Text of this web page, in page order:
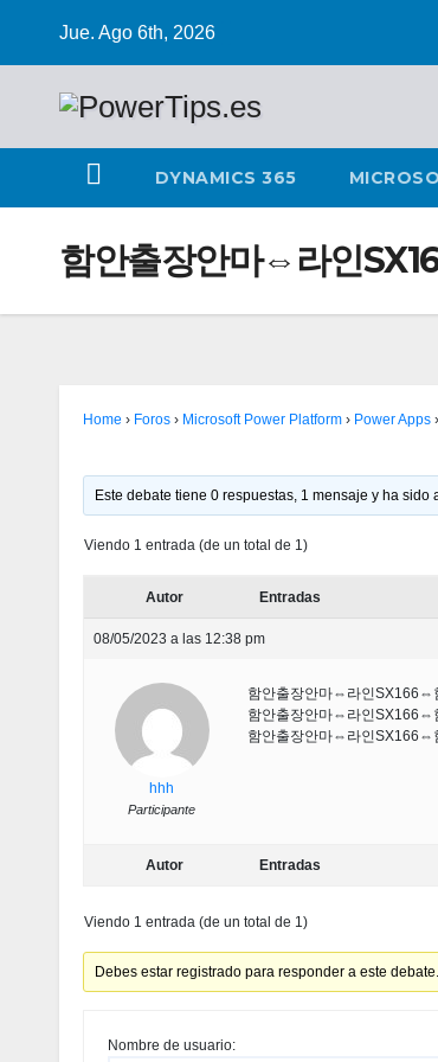
Jue. Ago 6th, 2026
DYNAMICS 365
함안출장안마⇔라인
Home › Foros › Microsoft Power Platform › Power Apps ›
Este debate tiene 0 respuestas, 1 mensaje y ha sido
Viendo 1 entrada (de un total de 1)
Autor Entradas
08/05/2023 a las 12:38 pm
hhh
Participante
함안출장안마⇔라인
함안출장안마⇔라인
함안출장안마⇔라인
Autor Entradas
Viendo 1 entrada (de un total de 1)
Debes estar registrado para responder a este debate.
Nombre de usuario: